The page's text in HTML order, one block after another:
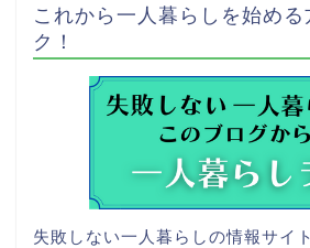
これから一人暮らしを始める
ク！
失敗しない一人暮らしの情報サイ